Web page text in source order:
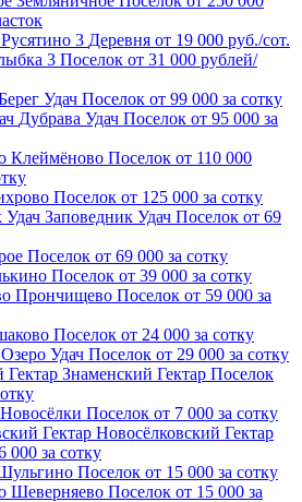
Русятино 3 Деревня от 19 000 руб./сот.
3 Поселок от 31 000 рублей/
Удач Поселок от 99 000 за сотку
Дубрава Удач Поселок от 95 000 за
Клеймёново Поселок от 110 000
Поселок от 125 000 за сотку
Удач Заповедник Удач Поселок от 69
Поселок от 69 000 за сотку
Поселок от 39 000 за сотку
Прончищево Поселок от 59 000 за
Поселок от 24 000 за сотку
Озеро Удач Поселок от 29 000 за сотку
Гектар Знаменский Гектар Поселок
Новосёлки Поселок от 7 000 за сотку
Гектар Новосёлковский Гектар
000 за сотку
Поселок от 15 000 за сотку
Шеверняево Поселок от 15 000 за